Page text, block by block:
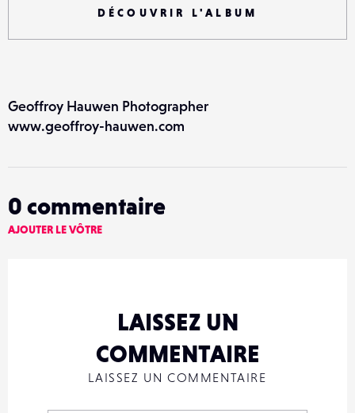
DÉCOUVRIR L'ALBUM
Geoffroy Hauwen Photographer
www.geoffroy-hauwen.com
0 commentaire
AJOUTER LE VÔTRE
LAISSEZ UN
COMMENTAIRE
LAISSEZ UN COMMENTAIRE